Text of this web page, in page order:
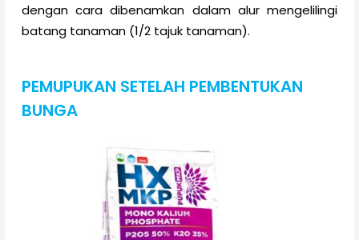
dengan cara dibenamkan dalam alur mengelilingi
batang tanaman (1/2 tajuk tanaman).
PEMUPUKAN SETELAH PEMBENTUKAN
BUNGA